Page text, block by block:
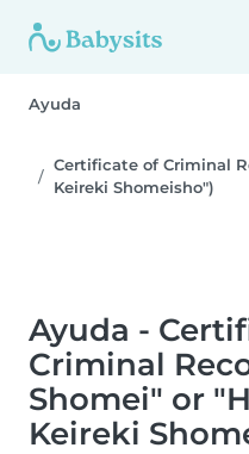
Ayuda
Certificate of Criminal
Keireki Shomeisho")
Ayuda -
Criminal
Shomei" or
Keireki